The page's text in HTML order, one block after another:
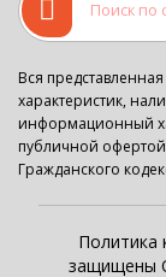
Вся
характеристик,
информационный
публичной
Гражданского
Политика
защищены